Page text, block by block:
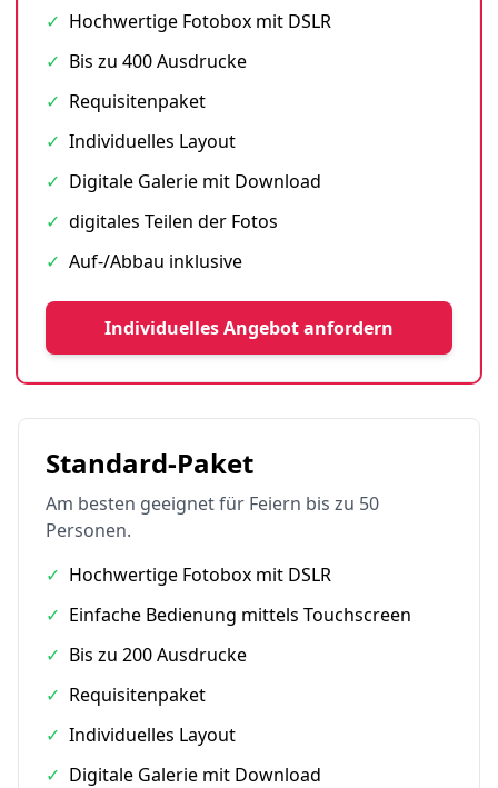
✓ Hochwertige Fotobox mit DSLR
✓ Bis zu 400 Ausdrucke
✓ Requisitenpaket
✓ Individuelles Layout
✓ Digitale Galerie mit Download
✓ digitales Teilen der Fotos
✓ Auf-/Abbau inklusive
Individuelles Angebot anfordern
Standard-Paket
Am besten geeignet für Feiern bis zu 50
Personen.
✓ Hochwertige Fotobox mit DSLR
✓ Einfache Bedienung mittels Touchscreen
✓ Bis zu 200 Ausdrucke
✓ Requisitenpaket
✓ Individuelles Layout
✓ Digitale Galerie mit Download